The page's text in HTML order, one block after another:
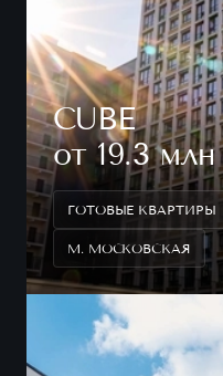
CUBE
от 19.3
ГОТОВЫЕ КВАРТИРЫ
М. МОСКОВСКАЯ